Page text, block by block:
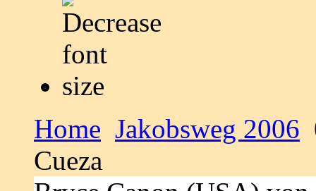
Home Jakobsweg 2006
Cueza